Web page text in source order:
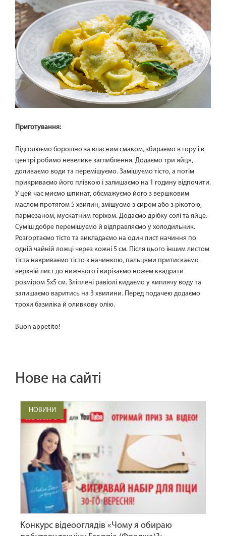
Приготування:
Підсолюємо борошно за власним смаком, збираємо в гору і в
центрі робимо невелике заглиблення. Додаємо три яйця,
доливаємо води та перемішуємо. Замішуємо тісто, а потім
прикриваємо його плівкою і залишаємо на 1 годину відпочити.
У цей час миємо шпинат, обсмажуємо його з вершковим
маслом протягом 5 хвилин, змішуємо з сиром або з рікотою,
пармезаном, мускатним горіхом. Додаємо дрібку солі та яйце.
Суміш добре перемішуємо й відправляємо у холодильник.
Розгортаємо тісто та викладаємо на один лист начиння по
одній чайній ложці через кожні 5 см. Після цього іншим листом
тіста накриваємо тісто з начинкою, пальцями притискаємо
верхній лист до нижнього і вирізаємо ножем квадрати
розміром 5х5 см. Зліплені равіолі кидаємо у киплячу воду та
залишаємо варитись на 3 хвилини. Перед подачею додаємо
трохи базиліка й оливкову олію.
Buon appetito!
Нове на сайті
НОВИНИ
Конкурс відеооглядів «Чому я обираю